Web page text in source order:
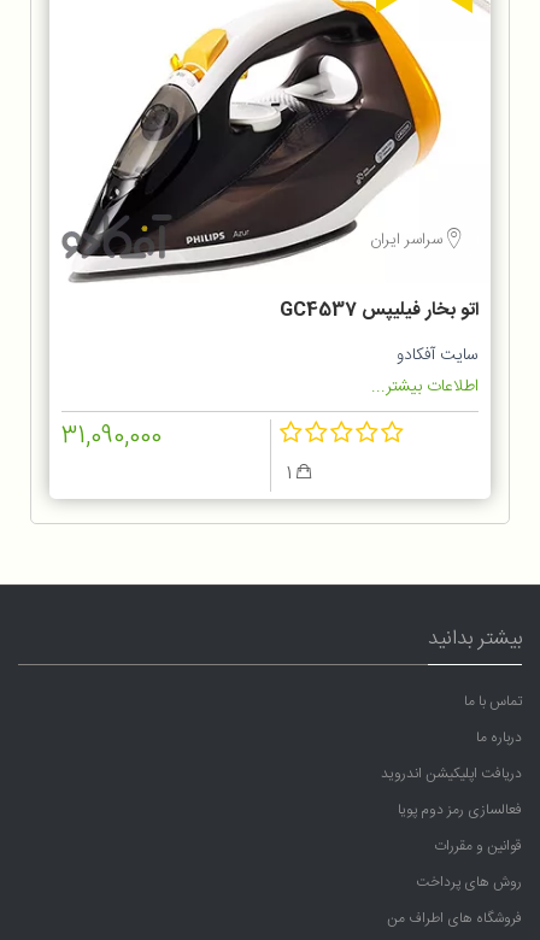
سراسر ایران
اتو بخار فیلیپس GC4537
سایت آفکادو
اطلاعات بیشتر...
31,090,000
بیشتر بدانید
تماس با ما
درباره ما
دریافت اپلیکیشن اندروید
فعالسازی رمز دوم پویا
قوانین و مقررات
روش های پرداخت
فروشگاه های اطراف من